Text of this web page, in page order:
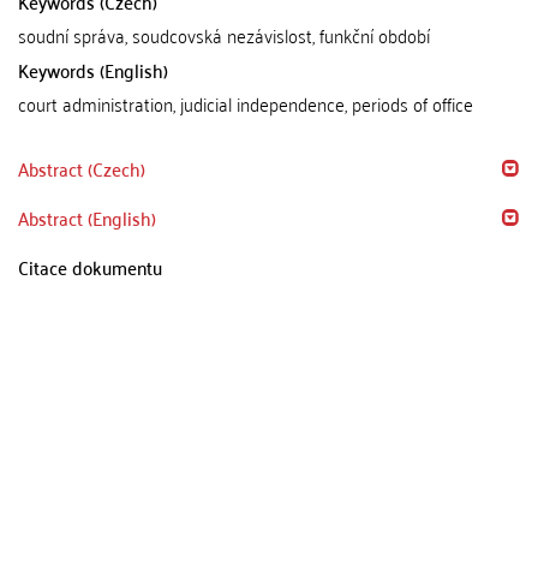
soudní správa, soudcovská nezávislost, funkční období
Keywords (English)
court administration, judicial independence, periods of office
Abstract (Czech)
Abstract (English)
Citace dokumentu